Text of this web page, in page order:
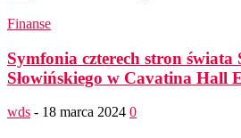
Finanse
Symfonia czterech stron świata
Słowińskiego w Cavatina Hall
wds - 18 marca 2024 0